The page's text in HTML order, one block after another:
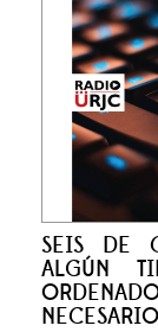
SEIS DE
ALGÚN